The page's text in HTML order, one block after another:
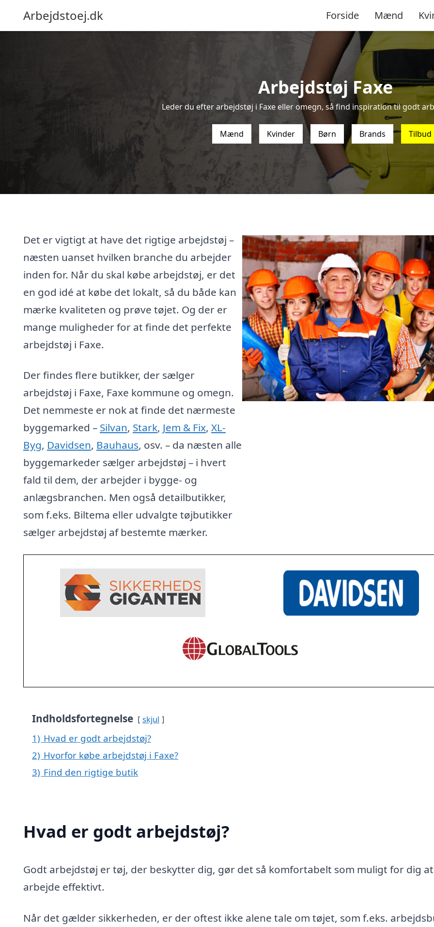
Arbejdstoej.dk Forside Mænd
Arbejdstøj Faxe
Leder du efter arbejdstøj i Faxe eller omegn, så find inspiration til godt
Mænd Kvinder Børn Brands Tilbud
Det er vigtigt at have det rigtige arbejdstøj –
næsten uanset hvilken branche du arbejder
inden for. Når du skal købe arbejdstøj, er det
en god idé at købe det lokalt, så du både kan
mærke kvaliteten og prøve tøjet. Og der er
mange muligheder for at finde det perfekte
arbejdstøj i Faxe.
Der findes flere butikker, der sælger
arbejdstøj i Faxe, Faxe kommune og omegn.
Det nemmeste er nok at finde det nærmeste
byggemarked – Silvan, Stark, Jem & Fix, XL-
Byg, Davidsen, Bauhaus, osv. – da næsten alle
byggemarkeder sælger arbejdstøj – i hvert
fald til dem, der arbejder i bygge- og
anlægsbranchen. Men også detailbutikker,
som f.eks. Biltema eller udvalgte tøjbutikker
sælger arbejdstøj af bestemte mærker.
Indholdsfortegnelse skjul
1) Hvad er godt arbejdstøj?
2) Hvorfor købe arbejdstøj i Faxe?
3) Find den rigtige butik
Hvad er godt arbejdstøj?
Godt arbejdstøj er tøj, der beskytter dig, gør det så komfortabelt som muligt for dig at
arbejde effektivt.
Når det gælder sikkerheden, er der oftest ikke alene tale om tøjet, som f.eks.